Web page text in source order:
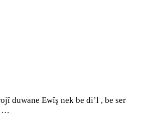
duwane Ewîş nek be di’l , be ser
…